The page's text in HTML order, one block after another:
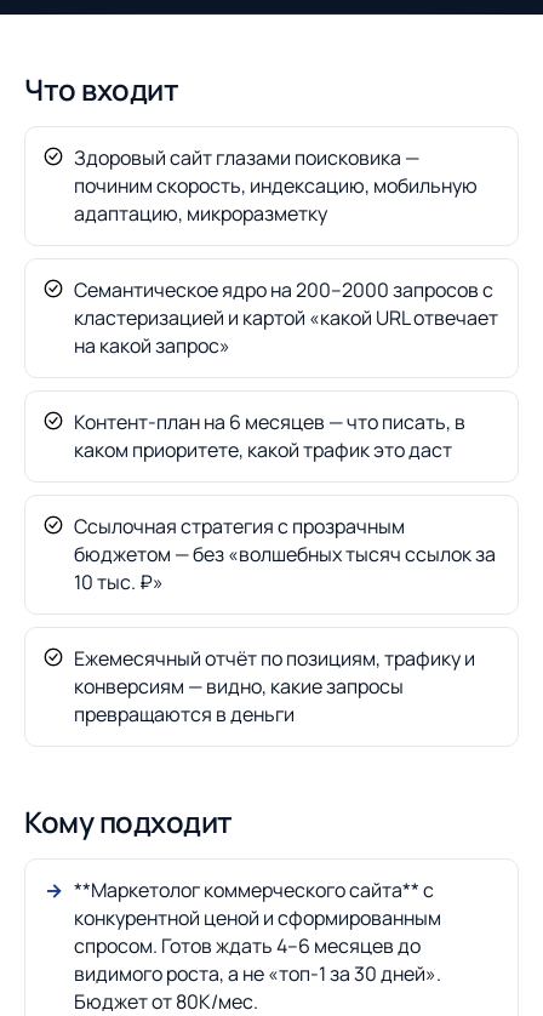
Что входит
Здоровый сайт глазами поисковика —
починим скорость, индексацию, мобильную
адаптацию, микроразметку
Семантическое ядро на 200–2000 запросов с
кластеризацией и картой «какой URL отвечает
на какой запрос»
Контент-план на 6 месяцев — что писать, в
каком приоритете, какой трафик это даст
Ссылочная стратегия с прозрачным
бюджетом — без «волшебных тысяч ссылок за
10 тыс. ₽»
Ежемесячный отчёт по позициям, трафику и
конверсиям — видно, какие запросы
превращаются в деньги
Кому подходит
**Маркетолог коммерческого сайта** с
конкурентной ценой и сформированным
спросом. Готов ждать 4–6 месяцев до
видимого роста, а не «топ-1 за 30 дней».
Бюджет от 80К/мес.